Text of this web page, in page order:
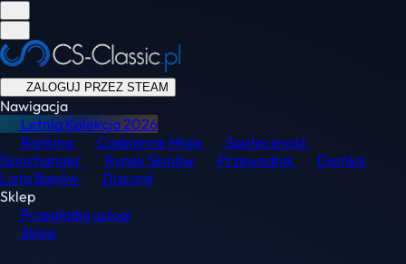
ZALOGUJ PRZEZ STEAM
Nawigacja
Letnia Kolekcja2026
Ranking
Codzienne Misje
Społeczność
Skinchanger
Rynek Skinów Przewodnik
Demka
Lista Banów
Discord
Sklep
Przeglądaj usługi
Sklep